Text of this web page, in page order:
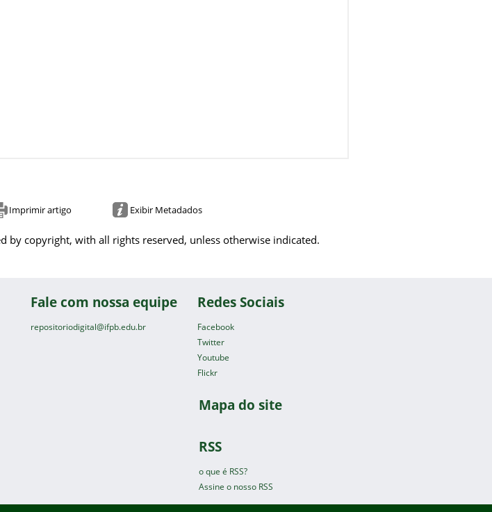
Imprimir artigo Exibir Metadados
by copyright, with all rights reserved, unless otherwise indicated.
Fale com nossa equipe
repositoriodigital@ifpb.edu.br
Redes Sociais
Facebook
Twitter
Youtube
Flickr
Mapa do site
RSS
o que é RSS?
Assine o nosso RSS